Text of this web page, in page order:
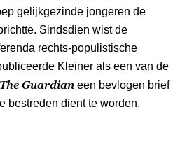
gelijkgezinde jongeren de
Sindsdien wist de
rechts-populistische
Kleiner als een van de
The Guardian een bevlogen brief
bestreden dient te worden.